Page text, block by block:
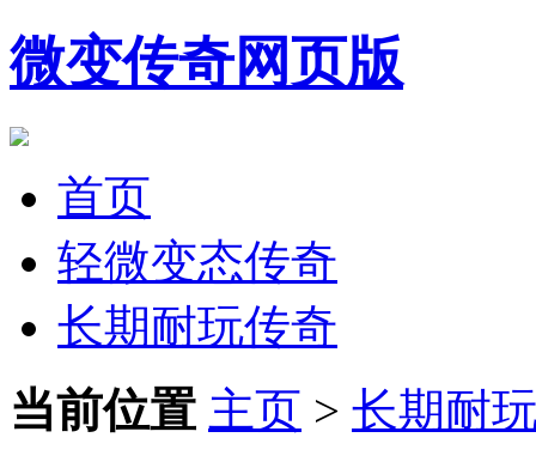
微变传奇网页版
首页
轻微变态传奇
长期耐玩传奇
当前位置 主页 > 长期耐